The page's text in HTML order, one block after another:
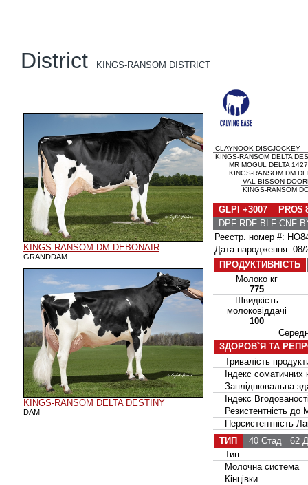
District KINGS-RANSOM DISTRICT
KINGS-RANSOM DM DEBONAIR
GRANDDAM
KINGS-RANSOM DELTA DESTINY
DAM
CLAYNOOK DISCJOCKEY
KINGS-RANSOM DELTA
MR MOGUL DELTA 1427
KINGS-RANSOM DM
VAL-BISSON
KINGS-RANSOM
GLPI +3007 PRO$
DPF RDF BLF CNF
Реєстр. номер #:
Дата народження: 08/
ПРОДУКТИВНІСТЬ
Молоко кг
775
Швидкість
молоковіддачі
100
ЗДОРОВ`Я ТА
Тривалість
Індекс соматичних
Запліднювальна
Індекс
Резистентність до
Персистентність
ТИП
40 Стад 62
Тип
Молочна система
Кінцівки